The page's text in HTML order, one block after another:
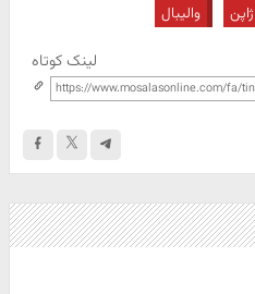
ژاپن والیبال
لینک کوتاه